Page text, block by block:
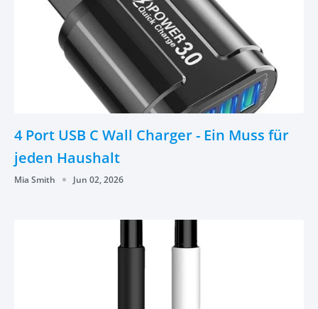
4 Port USB C Wall Charger - Ein Muss für
jeden Haushalt
Mia Smith Jun 02, 2026